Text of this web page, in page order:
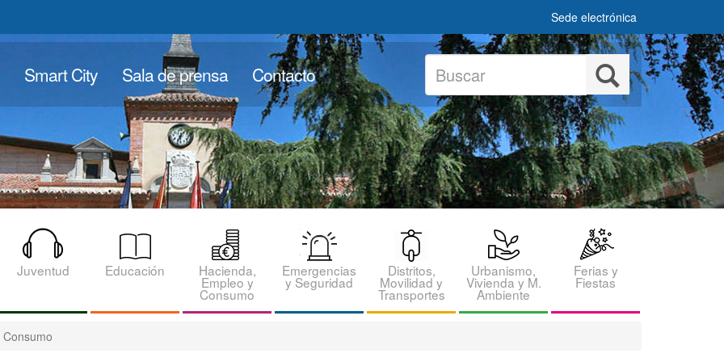
Sede electrónica
Smart City Sala de prensa Contacto
Buscar Buscar
Juventud Educación Hacienda,
Empleo y
Consumo
Emergencias
y Seguridad
Distritos,
Movilidad y
Transportes
Urbanismo,
Vivienda y M.
Ambiente
Ferias y
Fiestas